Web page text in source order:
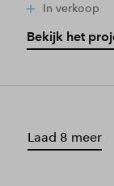
In verkoop
Bekijk het
Laad 8 meer